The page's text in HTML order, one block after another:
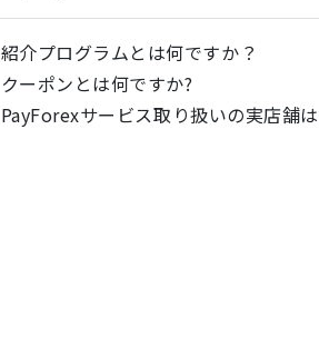
紹介プログラムとは何ですか？
クーポンとは何ですか?
PayForexサービス取り扱いの実店舗